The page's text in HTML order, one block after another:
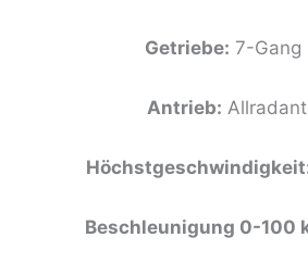
Getriebe: 7-Gang
Antrieb:
Beschleunigung 0-100